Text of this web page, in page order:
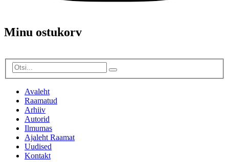
Minu ostukorv
Avaleht
Raamatud
Arhiiv
Autorid
Ilmumas
Ajaleht Raamat
Uudised
Kontakt